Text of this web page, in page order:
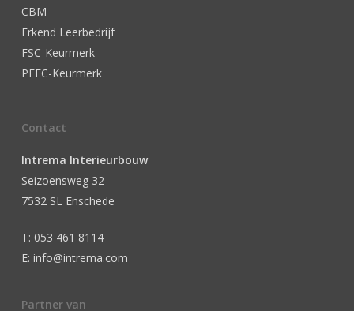
CBM
Erkend Leerbedrijf
FSC-Keurmerk
PEFC-Keurmerk
Contact
Intrema Interieurbouw
Seizoensweg 32
7532 SL Enschede
T: 053 461 8114
E: info@intrema.com
Partner van